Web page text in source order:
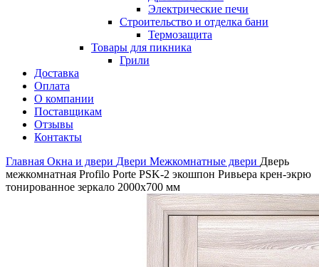
Электрические печи
Строительство и отделка бани
Термозащита
Товары для пикника
Грили
Доставка
Оплата
О компании
Поставщикам
Отзывы
Контакты
Главная Окна и двери Двери Межкомнатные двери Дверь
межкомнатная Profilo Porte PSK-2 экошпон Ривьера крен-экрю
тонированное зеркало 2000х700 мм